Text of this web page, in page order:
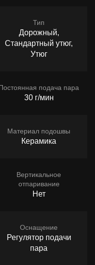
Тип
Дорожный,
Стандартный утюг,
Утюг
подача пара
30 г/мин
Материал подошвы
Керамика
Вертикальное
отпаривание
Нет
Оснащение
Регулятор подачи
пара